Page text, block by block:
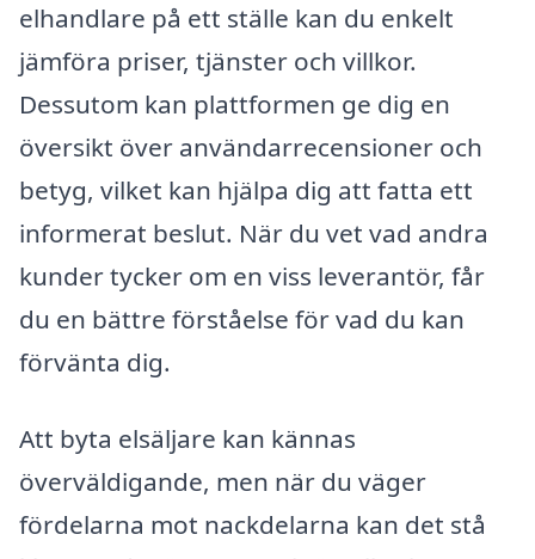
elhandlare på ett ställe kan du enkelt
jämföra priser, tjänster och villkor.
Dessutom kan plattformen ge dig en
översikt över användarrecensioner och
betyg, vilket kan hjälpa dig att fatta ett
informerat beslut. När du vet vad andra
kunder tycker om en viss leverantör, får
du en bättre förståelse för vad du kan
förvänta dig.
Att byta elsäljare kan kännas
överväldigande, men när du väger
fördelarna mot nackdelarna kan det stå